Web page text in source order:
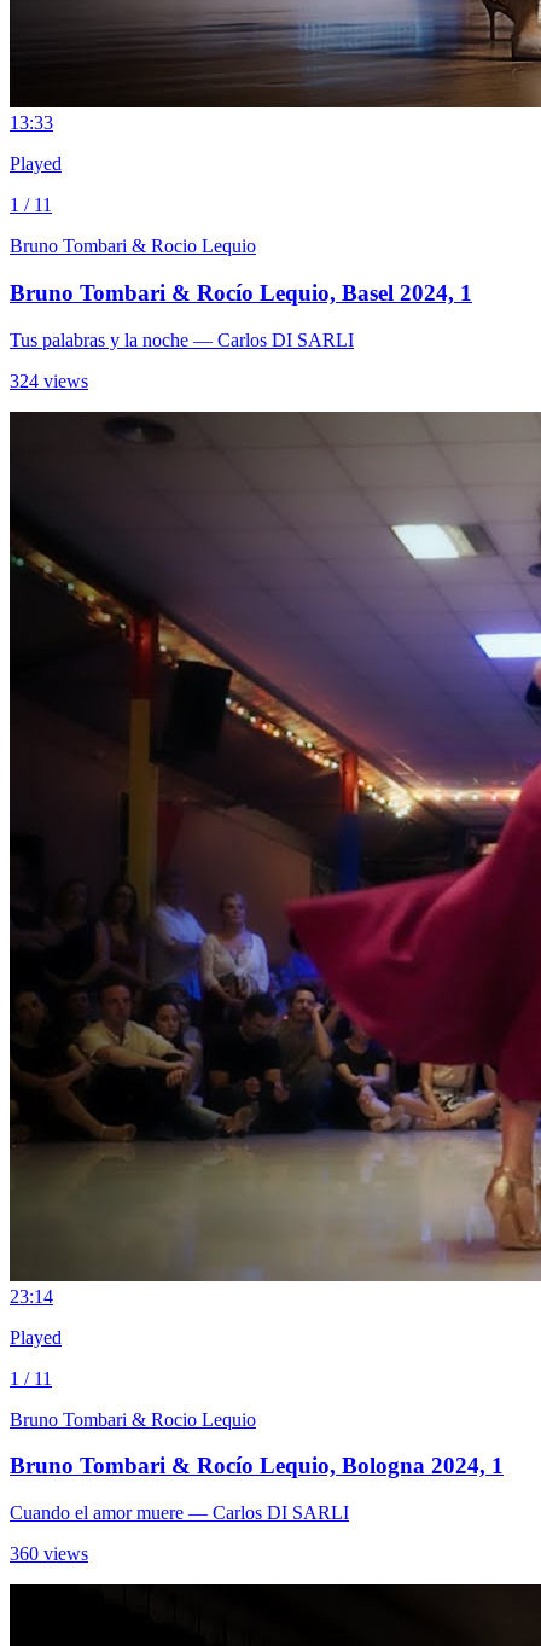
13:33
Played
1 / 11
Bruno Tombari & Rocio Lequio
Bruno Tombari & Rocío Lequio, Basel 2024, 1
Tus palabras y la noche — Carlos DI SARLI
324 views
23:14
Played
1 / 11
Bruno Tombari & Rocio Lequio
Bruno Tombari & Rocío Lequio, Bologna 2024, 1
Cuando el amor muere — Carlos DI SARLI
360 views